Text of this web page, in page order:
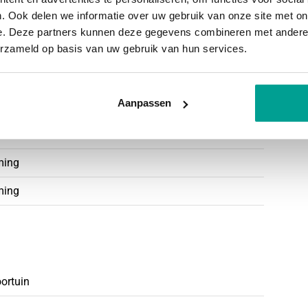
Ook delen we informatie over uw gebruik van onze site met
Deze partners kunnen deze gegevens combineren met
op basis van uw gebruik van hun services.
Aanpassen
De wasruimte is tevens voorzien van een
Ook hangt hier de mechanische ventilatie unit.
de knieschotten, aan beide kanten van het
dagelijks nodig hebt.
prachtig gelegen aan de Zevenhuizerplas.